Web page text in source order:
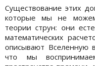
Существование этих
которые мы не
теории струн: они
математических
описывают Вселенную
что мы